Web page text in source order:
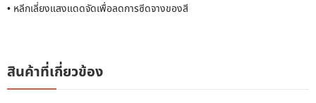
• หลีกเลี่ยงแสงแดดจัดเพื่อลดการซีดจางของสี
สินค้าที่เกี่ยวข้อง